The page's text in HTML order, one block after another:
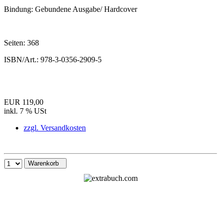
Bindung: Gebundene Ausgabe/ Hardcover
Seiten: 368
ISBN/Art.: 978-3-0356-2909-5
EUR 119,00
inkl. 7 % USt
zzgl. Versandkosten
Warenkorb